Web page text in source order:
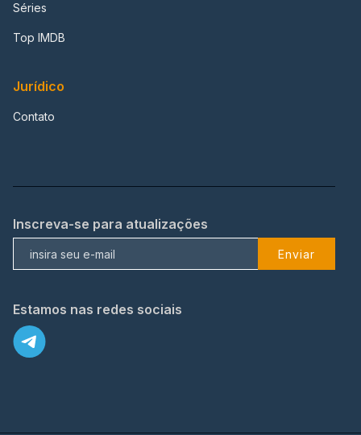
Séries
Top IMDB
Jurídico
Contato
Inscreva-se para atualizações
Enviar
Estamos nas redes sociais